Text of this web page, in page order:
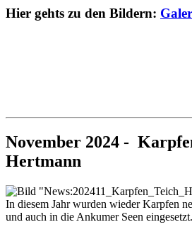
Hier gehts zu den Bildern:
November 2024 -
Hertmann
In diesem Jahr wurden wieder Karpfen
und auch in die Ankumer Seen eingesetzt.